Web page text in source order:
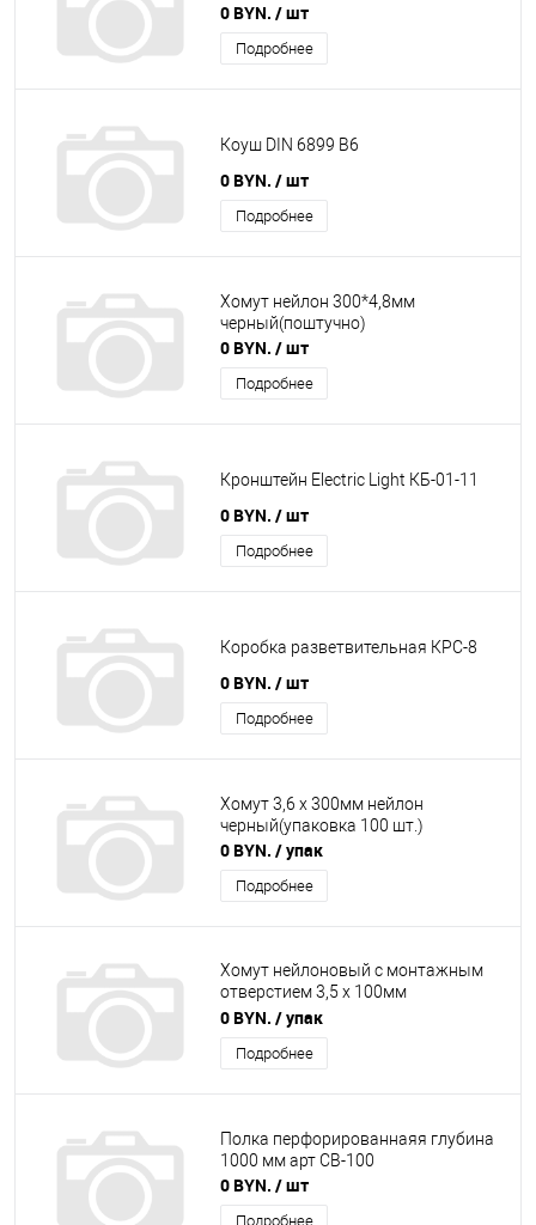
0 BYN. / шт
Подробнее
Коуш DIN 6899 B6
0 BYN. / шт
Подробнее
Хомут нейлон 300*4,8мм
черный(поштучно)
0 BYN. / шт
Подробнее
Кронштейн Electric Light КБ-01-11
0 BYN. / шт
Подробнее
Коробка разветвительная КРС-8
0 BYN. / шт
Подробнее
Хомут 3,6 х 300мм нейлон
черный(упаковка 100 шт.)
0 BYN. / упак
Подробнее
Хомут нейлоновый с монтажным
отверстием 3,5 х 100мм
черный(упаковка 100 шт.)
0 BYN. / упак
Подробнее
Полка перфорированнаяя глубина
1000 мм арт СВ-100
0 BYN. / шт
Подробнее